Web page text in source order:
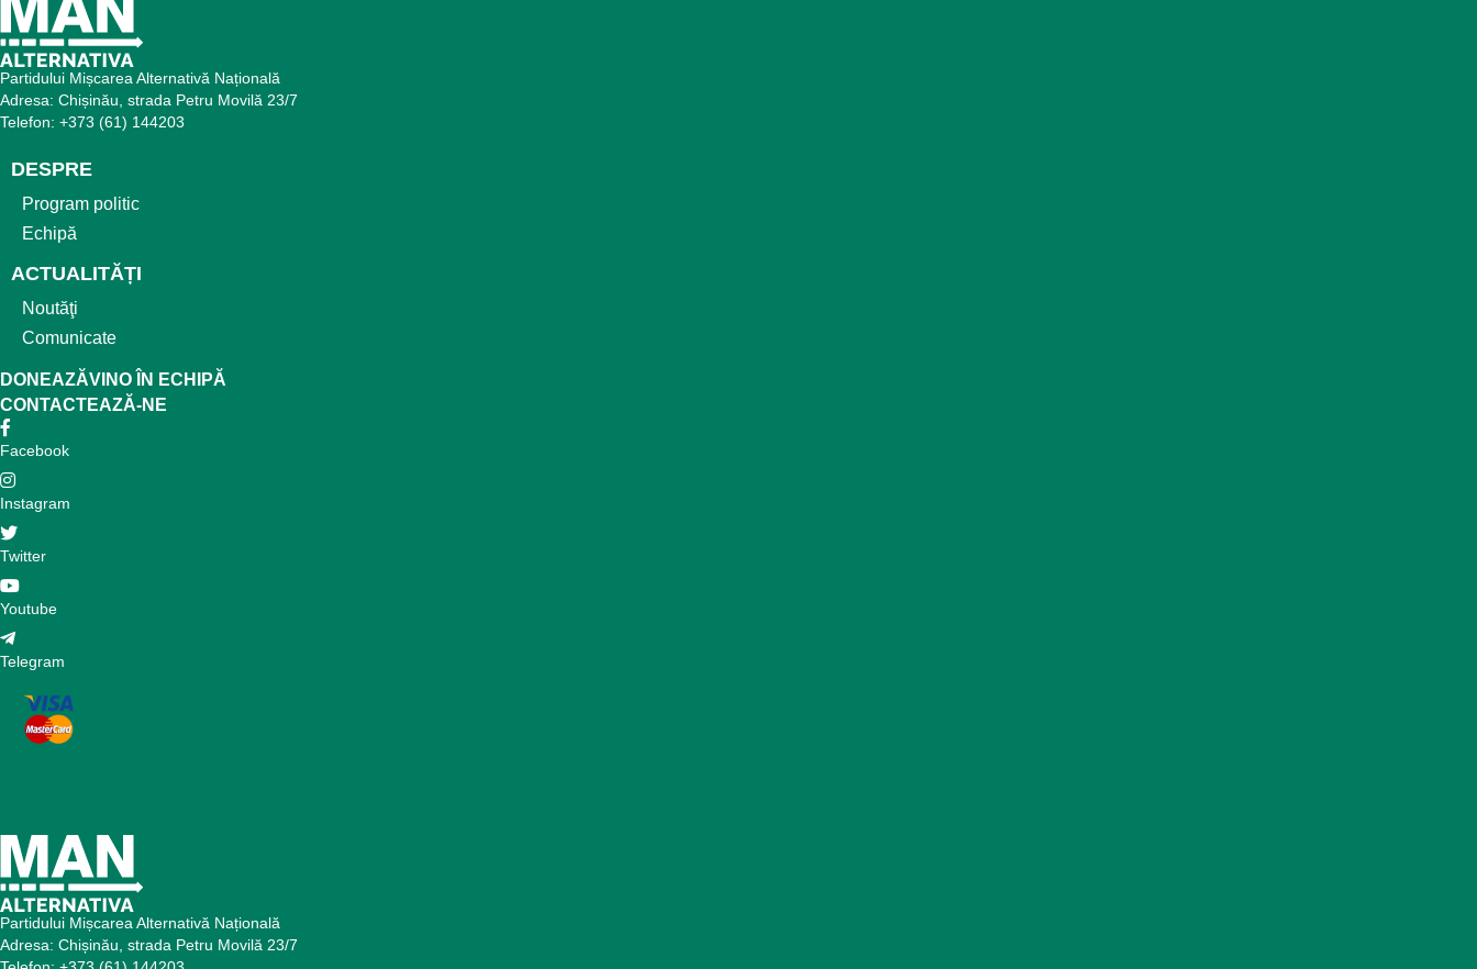
Partidului Mișcarea Alternativă Națională
Adresa: Chișinău, strada Petru Movilă 23/7
Telefon: +373 (61) 144203
DESPRE
Program politic
Echipă
ACTUALITĂȚI
Noutăţi
Comunicate
DONEAZĂVINO ÎN ECHIPĂ
CONTACTEAZĂ-NE
Facebook
Instagram
Twitter
Youtube
Telegram
Partidului Mișcarea Alternativă Națională
Adresa: Chișinău, strada Petru Movilă 23/7